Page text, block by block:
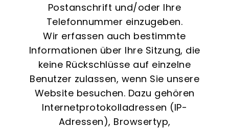
Postanschrift und/oder Ihre
Telefonnummer einzugeben.
Wir erfassen auch bestimmte
Informationen über Ihre Sitzung, die
keine Rückschlüsse auf einzelne
Benutzer zulassen, wenn Sie unsere
Website besuchen. Dazu gehören
Internetprotokolladressen (IP-
Adressen), Browsertyp,